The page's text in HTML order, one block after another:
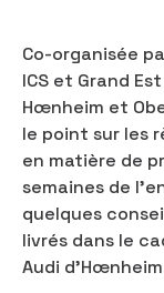
Co-organisée
ICS et Grand
Hœnheim et
le point sur les
en matière de
semaines de
quelques
livrés dans le
Audi